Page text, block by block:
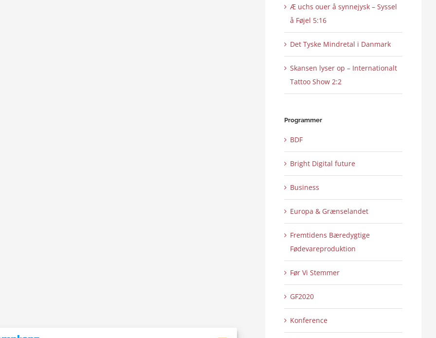
Æ uchs ouer å synnejysk – Syssel
å Føjel 5:16
Det Tyske Mindretal i Danmark
Skansen lyser op – Internationalt
Tattoo Show 2:2
Programmer
BDF
Bright Digital future
Business
Europa & Grænselandet
Fremtidens Bæredygtige
Fødevareproduktion
Før Vi Stemmer
GF2020
Konference